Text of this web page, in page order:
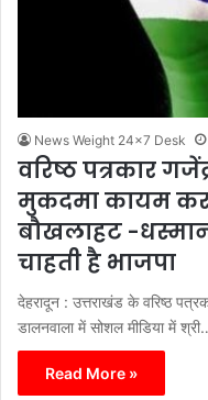
News Weight 24x7 Desk
वरिष्ठ पत्रकार
मुकदमा कायम
बौखलाहट -
चाहती है भाजपा
देहरादून : उत्तराखंड के वरिष्ठ
डालनवाला में सोशल मीडिया में
Read More »